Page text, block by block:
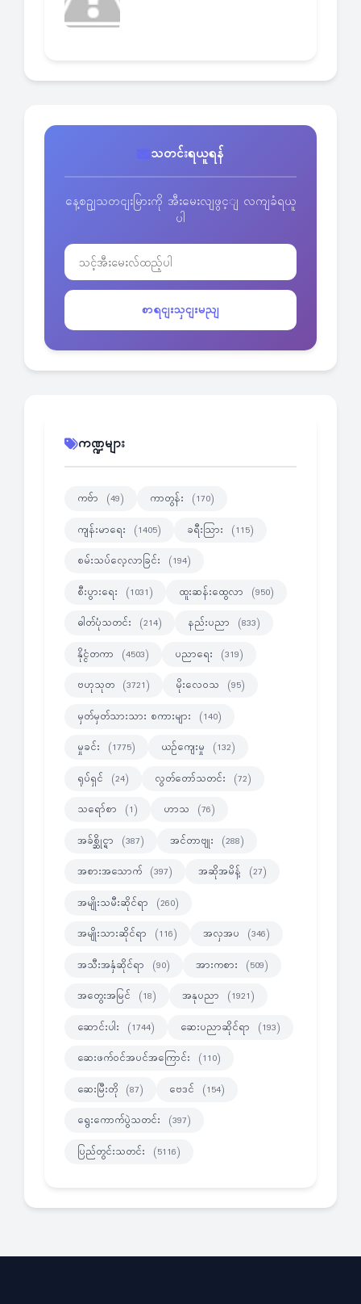
သတင်းရယူရန်
နေ့စဥျသတငျးမြားကို အီးမေးလျဖွင့ျ လကျခံရယူ
ပါ
စာရငျးသှငျးမညျ
ကဏ္ဍများ
ကဗ်ာ (49) ကာတွန်း (170)
ကျန်းမာရေး (1405) ခရီးသြား (115)
စမ်းသပ်လေ့လာခြင်း (194)
စီးပွားရေး (1031) ထူးဆန်းထွေလာ (950)
ဓါတ်ပုံသတင်း (214) နည်းပညာ (833)
နိုင္ငံတကာ (4503) ပညာရေး (319)
ဗဟုသုတ (3721) မိုးလေဝသ (95)
မှတ်မှတ်သားသား စကားများ (140)
မှုခင်း (1775) ယဉ်ကျေးမှု (132)
ရုပ်ရှင် (24) လွတ်တော်သတင်း (72)
သရော်စာ (1) ဟာသ (76)
အခ်စ္ဆိုင္ရာ (387) အင်တာဗျုး (288)
အစားအသောက် (397) အဆိုအမိန့် (27)
အမျိုးသမီးဆိုင်ရာ (260)
အမျိုးသားဆိုင်ရာ (116) အလှအပ (346)
အသီးအနှံဆိုင်ရာ (90) အားကစား (509)
အတွေးအမြင် (18) အနုပညာ (1921)
ဆောင်းပါး (1744) ဆေးပညာဆိုင်ရာ (193)
ဆေးဖက်ဝင်အပင်အကြောင်း (110)
ဆေးမြီးတို (87) ဗေဒင် (154)
ရွေးကောက်ပွဲသတင်း (397)
ပြည်တွင်းသတင်း (5116)